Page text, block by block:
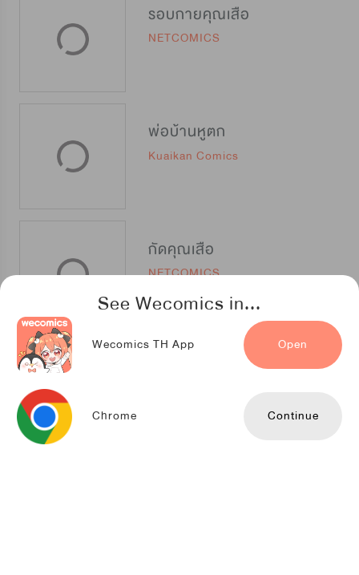
See Wecomics in...
Wecomics TH App Open
Chrome Continue
รอบกายคุณเสือ
NETCOMICS
พ่อบ้านหูตก
Kuaikan Comics
กัดคุณเสือ
NETCOMICS
งับผมทีคุณหมาป่า